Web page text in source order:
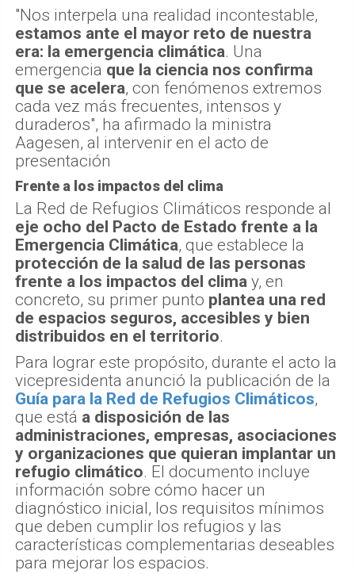
"Nos interpela una realidad incontestable,
estamos ante el mayor reto de nuestra
era: la emergencia climática. Una
emergencia que la ciencia nos confirma
que se acelera, con fenómenos extremos
cada vez más frecuentes, intensos y
duraderos", ha afirmado la ministra
Aagesen, al intervenir en el acto de
presentación
Frente a los impactos del clima
La Red de Refugios Climáticos responde al
eje ocho del Pacto de Estado frente a la
Emergencia Climática, que establece la
protección de la salud de las personas
frente a los impactos del clima y, en
concreto, su primer punto plantea una red
de espacios seguros, accesibles y bien
distribuidos en el territorio.
Para lograr este propósito, durante el acto la
vicepresidenta anunció la publicación de la
Guía para la Red de Refugios Climáticos,
que está a disposición de las
administraciones, empresas, asociaciones
y organizaciones que quieran implantar un
refugio climático. El documento incluye
información sobre cómo hacer un
diagnóstico inicial, los requisitos mínimos
que deben cumplir los refugios y las
características complementarias deseables
para mejorar los espacios.